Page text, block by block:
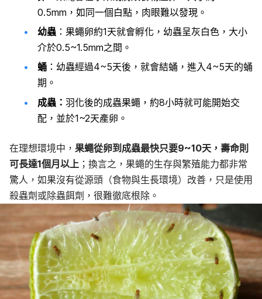
0.5mm，如同一個白點，肉眼難以發現。
幼蟲 ：果蠅卵約1天就會孵化，幼蟲呈灰白色，大小
介於0.5~1.5mm之間。
蛹 ：幼蟲經過4~5天後，就會結蛹，進入4~5天的蛹
期。
成蟲： 羽化後的成蟲果蠅，約8小時就可能開始交
配，並於1~2天產卵。
在理想環境中， 果蠅從卵到成蟲最快只要9~10天，壽命則
可長達1個月以上 ；換言之，果蠅的生存與繁殖能力都非常
驚人，如果沒有從源頭（食物與生長環境）改善，只是使用
殺蟲劑或除蟲餌劑，很難徹底根除。